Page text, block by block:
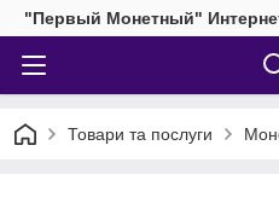
"Первый Монетный"
Товари та послуги